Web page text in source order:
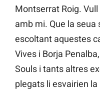
Montserrat Roig.
amb mi. Que la seua
escoltant aquestes
Vives i Borja
Souls i tants altres
plegats li esvairien